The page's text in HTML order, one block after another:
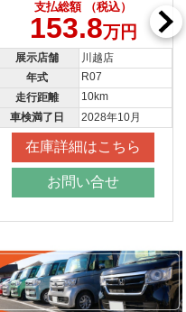
支払総額 （税込）
153.8万円
展示店舗
川越店
年式
R07
走行距離
10km
車検満了日
2028年10月
在庫詳細はこちら
お問い合せ